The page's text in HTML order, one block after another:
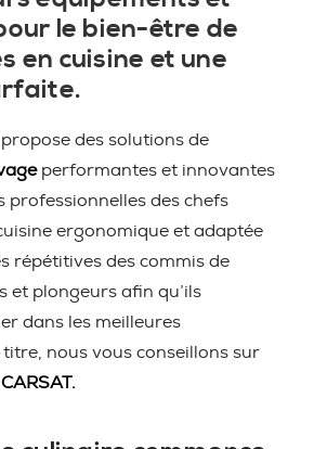
le bien-être de
en cuisine et une
propose des solutions de
performantes et innovantes
professionnelles des chefs
ergonomique et adaptée
répétitives des commis de
et plongeurs afin qu’ils
dans les meilleures
nous vous conseillons sur